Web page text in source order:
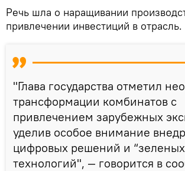
Речь шла о наращивании
привлечении инвестиций в отрасль.
"Глава государства отметил
трансформации комбинатов с
привлечением зарубежных
уделив особое внимание
цифровых решений и
технологий", — говорится в